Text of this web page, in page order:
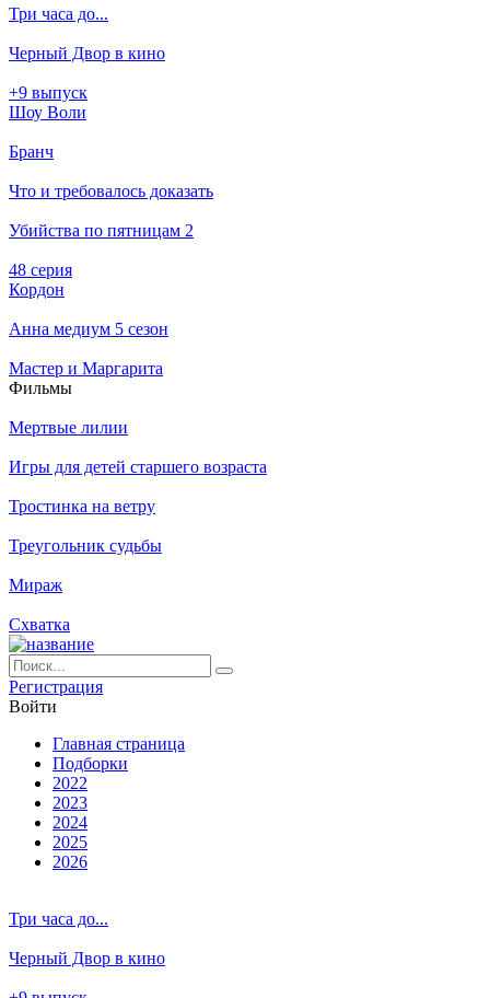
Три часа до...
Черный Двор в кино
+9 выпуск
Шоу Воли
Бранч
Что и требовалось доказать
Убийства по пятницам 2
48 серия
Кордон
Анна медиум 5 сезон
Мастер и Маргарита
Филь­мы
Мертвые лилии
Игры для детей старшего возраста
Тростинка на ветру
Треугольник судьбы
Мираж
Схватка
Ре­ги­ст­ра­ция
Вой­ти
Глав­ная стра­ни­ца
Подборки
2022
2023
2024
2025
2026
Три часа до...
Черный Двор в кино